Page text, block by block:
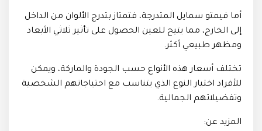
أما فيمتو سمايل المتدرجة، فتمتاز بتدرج الألوان من الداخل
إلى الخارج، مما يتيح للعين الحصول على تأثير ثلاثي الأبعاد
ومظهر طبيعي أكثر.
تختلف أسعار هذه الأنواع حسب الجودة والماركة، ويمكن
للأفراد اختيار النوع الذي يتناسب مع احتياجاتهم الشخصية
وتفضيلاتهم الجمالية.
المزيد عن: